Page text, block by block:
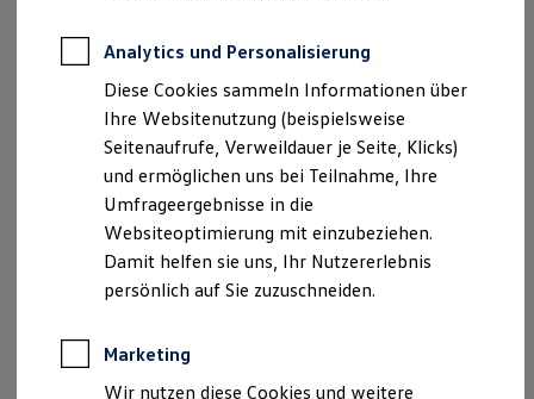
Professional Class bei Volkswagen
Behörden
Direktkunden
Sonderfahrzeuge
Anpfiff zum Gewinn
Elektromobilität
Elektroautos
ID. Tutorials
Elektrofahrzeugkonzepte
ID. EVERY1
Reichweite
Rekuperation
Laden unterwegs
Analytics und Personalisierung
Diese Cookies sammeln Informationen über
Ihre Websitenutzung (beispielsweise
Seitenaufrufe, Verweildauer je Seite, Klicks)
und ermöglichen uns bei Teilnahme, Ihre
Umfrageergebnisse in die
Websiteoptimierung mit einzubeziehen.
Damit helfen sie uns, Ihr Nutzererlebnis
persönlich auf Sie zuzuschneiden.
Marketing
Wir nutzen diese Cookies und weitere